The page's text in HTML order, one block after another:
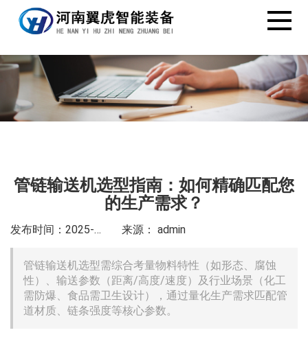
管链输送机选型指南：如何精确匹配您
的生产需求？
发布时间：2025-7-3 来源： admin
管链输送机选型需综合考量物料特性（如形态、腐蚀
性）、输送参数（距离/高度/速度）及行业场景（化工
需防爆、食品需卫生设计），通过量化生产需求匹配管
道材质、链条强度等核心参数。